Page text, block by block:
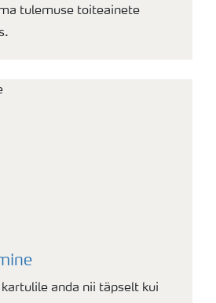
tulemuse toiteainete
kartulile anda nii täpselt kui